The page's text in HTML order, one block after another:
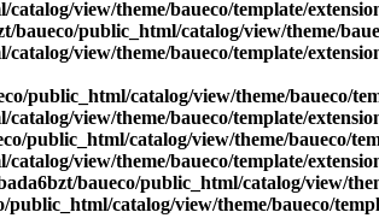
view/theme/baueco/template/
baueco/public_html/catalog/view/theme/
view/theme/baueco/template/
public_html/catalog/view/theme/baueco/
view/theme/baueco/template/
public_html/catalog/view/theme/baueco/
view/theme/baueco/template/
baueco/public_html/catalog/view/
public_html/catalog/view/theme/baueco/